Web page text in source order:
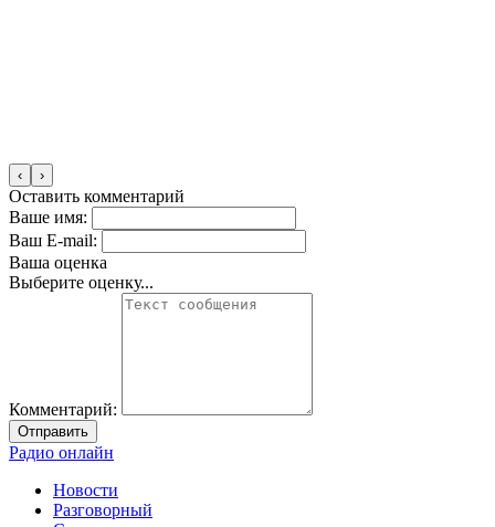
‹ ›
Оставить комментарий
Ваше имя:
Ваш E-mail:
Ваша оценка
Выберите оценку...
Комментарий:
Отправить
Радио онлайн
Новости
Разговорный